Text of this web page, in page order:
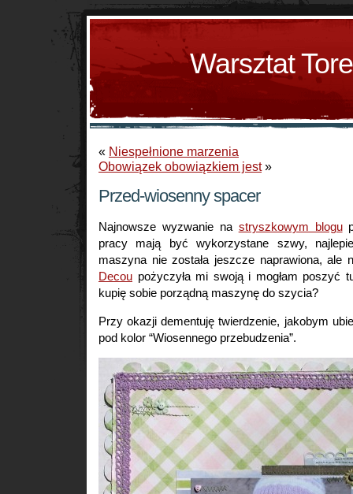
Warsztat
« Niespełnione marzenia
Obowiązek obowiązkiem jest»
Przed-wiosenny spacer
Najnowsze wyzwanie na stryszkowym blogu
pracy mają być wykorzystane szwy,
maszyna nie została jeszcze naprawiona,
Decou pożyczyła mi swoją i mogłam poszyć
kupię sobie porządną maszynę do szycia?
Przy okazji dementuję twierdzenie, jakobym
pod kolor “Wiosennego przebudzenia”.